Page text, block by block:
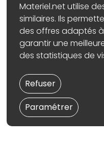
Materiel.net utilise
similaires. Ils
des offres adaptés
garantir une
des statistiques de
Paramétrer
Refuser